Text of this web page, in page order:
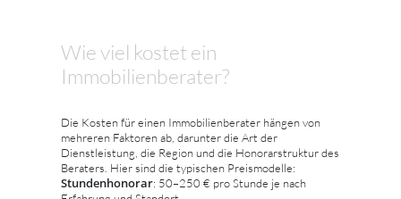
Wie viel kostet ein
Immobilienberater?
Die Kosten für einen Immobilienberater hängen von
mehreren Faktoren ab, darunter die Art der
Dienstleistung, die Region und die Honorarstruktur des
Beraters. Hier sind die typischen Preismodelle:
Stundenhonorar: 50–250 € pro Stunde je nach